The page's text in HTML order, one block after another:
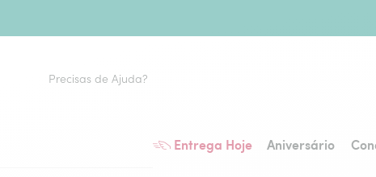
Entrega Hoje Aniversário
Precisas de Ajuda?